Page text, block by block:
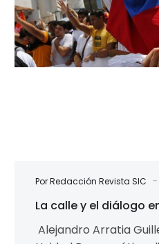
Por Redacción Revista SIC -
La calle y el diálogo
Alejandro Arratia